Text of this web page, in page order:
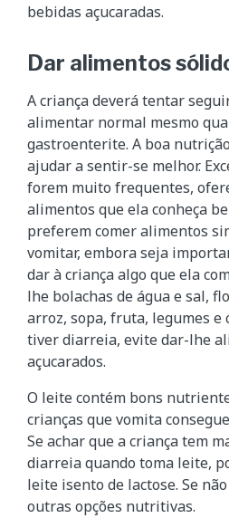
bebidas açucaradas.
Dar alimentos
A criança deverá tentar
alimentar normal mesmo
gastroenterite. A boa
ajudar a sentir-se melhor.
forem muito frequentes,
alimentos que ela conheça
preferem comer alimentos
vomitar, embora seja
dar à criança algo que ela
lhe bolachas de água e sal,
arroz, sopa, fruta, legumes e
tiver diarreia, evite dar-lhe
açucarados.
O leite contém bons
crianças que vomita
Se achar que a criança tem
diarreia quando toma leite,
leite isento de lactose. Se
outras opções nutritivas.